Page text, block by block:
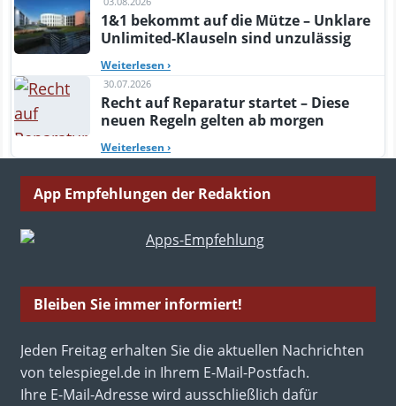
1&1 bekommt auf die Mütze – Unklare
Unlimited-Klauseln sind unzulässig
Weiterlesen ›
30.07.2026
Recht auf Reparatur startet – Diese
neuen Regeln gelten ab morgen
Weiterlesen ›
App Empfehlungen der Redaktion
Bleiben Sie immer informiert!
Jeden Freitag erhalten Sie die aktuellen Nachrichten
von telespiegel.de in Ihrem E-Mail-Postfach.
Ihre E-Mail-Adresse wird ausschließlich dafür